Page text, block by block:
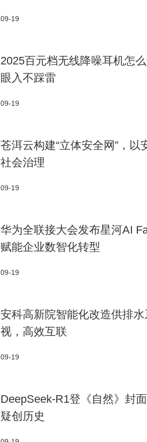
09-19
2025百元档无线降噪耳机怎
眼入不踩雷
09-19
苍洱云构建“立体安全网”，
社会治理
09-19
华为全联接大会发布星河AI
赋能企业数智化转型
09-19
安科高新院智能化改造供排
视，高效互联
09-19
DeepSeek-R1登《自然》封
疑创历史